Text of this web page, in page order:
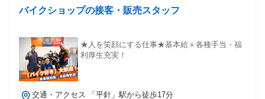
バイクショップの接客・販売スタッフ
★人を笑顔にする仕事★基本給＋各種手当・福
利厚生充実！
交通・アクセス 「平針」駅から徒歩17分